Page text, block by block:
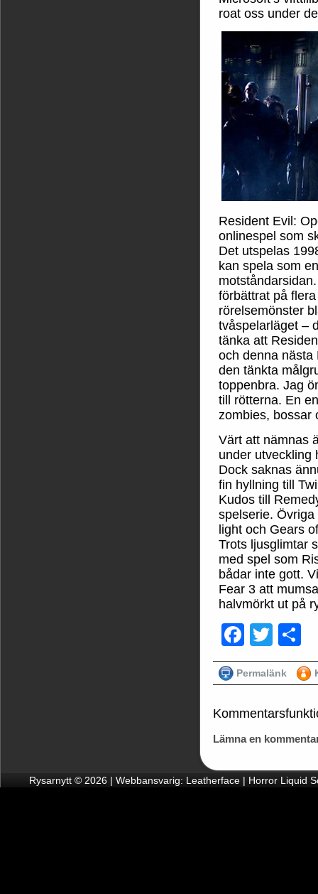
roat oss under
Resident Evil:
onlinespel som
Det utspelas
kan spela som
förbättrat på
rörelsemönster
tvåspelarläget –
tänka att
och denna nästa
den tänkta
toppenbra. Jag
till rötterna. En
zombies, bossar
Värt att nämnas
under utveckling
Dock saknas
fin hyllning till
Kudos till
spelserie.
light och Gears
Trots ljusglimtar
med spel som
bådar inte gott.
Fear 3 att
halvmörkt ut på
Permalänk
Lämna en
Rysarnytt © 2026 | Webbansvarig: Leatherface | Horror Liquid